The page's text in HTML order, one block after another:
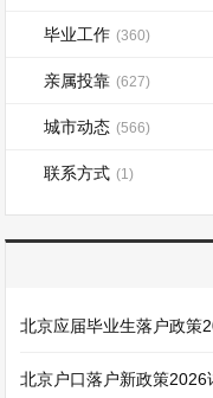
毕业工作 (360)
亲属投靠 (627)
城市动态 (566)
联系方式 (1)
北京应届毕业生落户政策
北京户口落户新政策